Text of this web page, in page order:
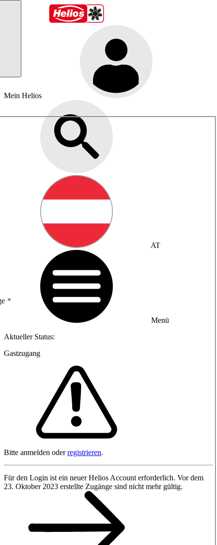
Mein Helios
AT
Menü
Aktueller Status:
Gastzugang
Bitte anmelden oderregistrieren.
Für den Login ist ein neuer Helios Account erforderlich. Vor dem
23. Oktober 2023 erstellte Zugänge sind nicht mehr gültig.